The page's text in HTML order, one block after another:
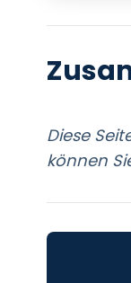
Diese
können